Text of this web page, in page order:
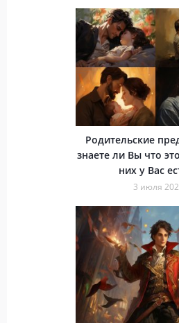
Родительские
знаете ли Вы что
них у Вас
3 июля